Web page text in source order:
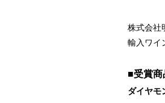
株式会社
輸入ワイ
■受賞商
ダイヤモ